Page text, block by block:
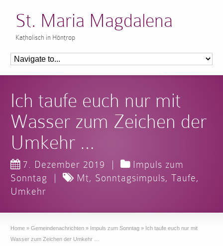
St. Maria Magdalena
Katholisch in Höntrop
Ich taufe euch nur mit
Wasser zum Zeichen der
Umkehr …
7. Dezember 2019 |
Impuls zum
Sonntag
| Mt, Sonntagsimpuls,Taufe,
Umkehr
Home » Gemeindenachrichten » Impuls zum Sonntag » Ich taufe euch nur mit
Wasser zum Zeichen der Umkehr …